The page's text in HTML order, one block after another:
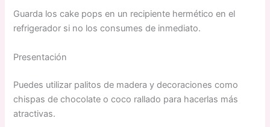
Guarda los cake pops en un recipiente hermético en el
refrigerador si no los consumes de inmediato.
Presentación
Puedes utilizar palitos de madera y decoraciones como
chispas de chocolate o coco rallado para hacerlas más
atractivas.